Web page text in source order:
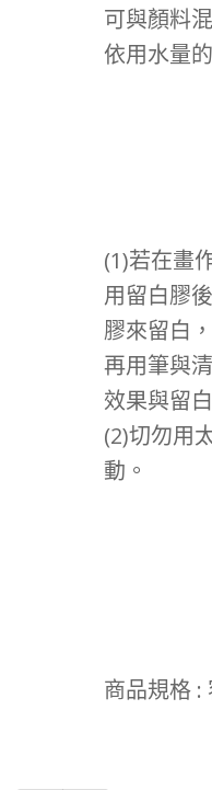
可與顏料
依用水量
(1)若在畫
用留白膠
膠來留白
再用筆與
效果與留
(2)切勿用
動。
商品規格 :